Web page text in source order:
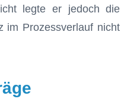
legte er jedoch die
im Prozessverlauf nicht